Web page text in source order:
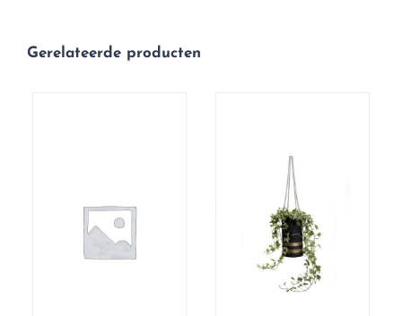
Gerelateerde producten